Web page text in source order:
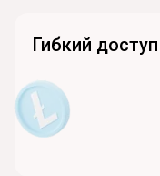
Гибкий доступ